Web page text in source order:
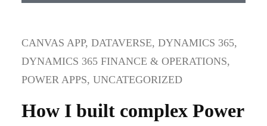
CANVAS APP, DATAVERSE, DYNAMICS 365
DYNAMICS 365 FINANCE & OPERATIONS
POWER APPS, UNCATEGORIZED
How I built complex Power